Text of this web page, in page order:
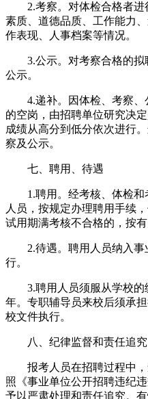
2.考察。对体检合格者进
素质、道德品质、工作能力
作表现、人事档案等情况。
3.公示。对考察合格的拟
公示。
4.递补。因体检、考察、
的空岗，由招聘单位研究决
成绩从高分到低分依次进行
察及公示。
七、聘用、待遇
1.聘用。经考核、体检和
人员，按规定办理聘用手续
试用期满考核不合格的，按有
2.待遇。聘用人员纳入事
行。
3.聘用人员须服从学校的
年。专职辅导员来校后须承
校文件执行。
八、纪律监督和责任追究
报考人员在招聘过程中，
照《事业单位公开招聘违纪
予以严肃处理和责任追究。